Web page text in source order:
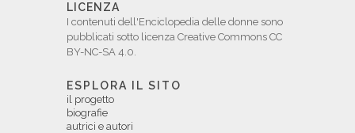
LICENZA
I contenuti dell'Enciclopedia delle donne sono
pubblicati sotto licenza Creative Commons CC
BY-NC-SA 4.0.
ESPLORA IL SITO
il progetto
biografie
autrici e autori